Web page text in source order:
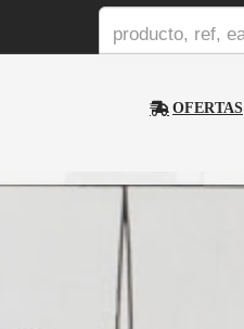
OFERTAS